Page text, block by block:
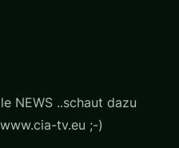
NEWS ..schaut dazu
tv.eu ;-)